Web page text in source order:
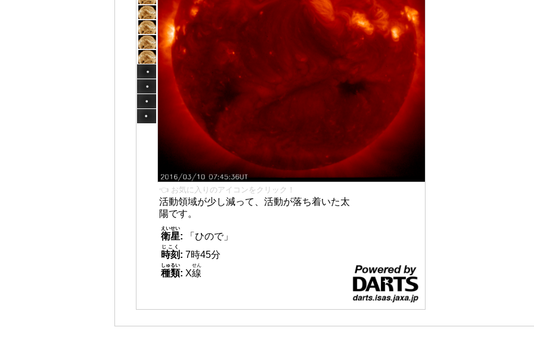
👈 お気に入りのアイコンをクリック！
活動領域が少し減って、活動が落ち着いた太
陽です。
衛星
えいせい
:
「ひので」
時刻
じこく
: 7時45分
種類
しゅるい
: X線
せん